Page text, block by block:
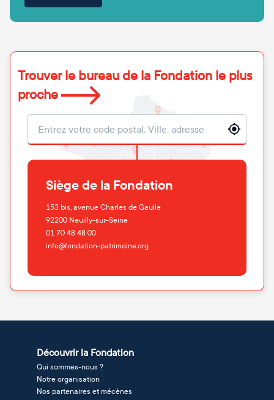
Trouver le bureau de la Fondation le plus
proche
Localisation
Siège de la Fondation
153 bis, avenue Charles de Gaulle
92200 Neuilly-sur-Seine
01 70 48 48 00
info@fondation-patrimoine.org
Découvrir la Fondation
Qui sommes-nous ?
Notre organisation
Nos partenaires et mécènes